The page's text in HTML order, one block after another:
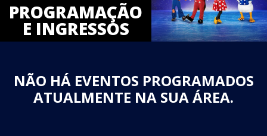
PROGRAMAÇÃO
E INGRESSOS
NÃO HÁ EVENTOS PROGRAMADOS
ATUALMENTE NA SUA ÁREA.